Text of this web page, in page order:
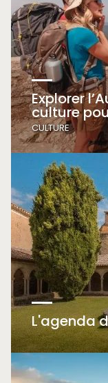
Explorer
culture
CULTURE
L'agenda